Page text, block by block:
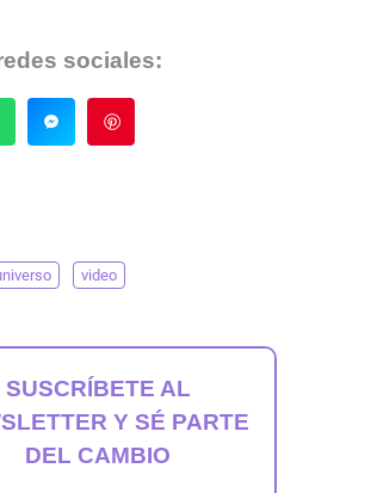
sociales:
video
SUSCRÍBETE AL
Y SÉ PARTE
DEL CAMBIO